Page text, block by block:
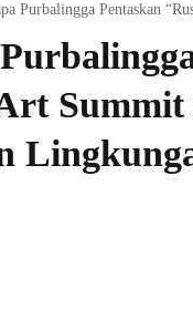
Purbalingga Pentaskan
Summit